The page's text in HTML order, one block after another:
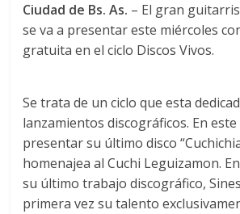
Ciudad de Bs. As. – El gran
se va a presentar este miércoles
gratuita en el ciclo Discos Vivos.
Se trata de un ciclo que esta
lanzamientos discográficos. En este
presentar su último disco
homenajea al Cuchi Leguizamon.
su último trabajo discográfico,
primera vez su talento